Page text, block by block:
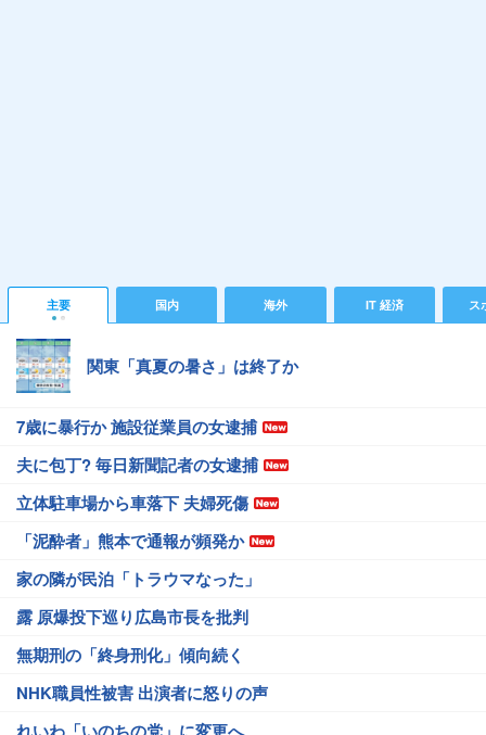
主要 国内 海外 IT 経済 ス
関東「真夏の暑さ」は終了か
7歳に暴行か 施設従業員の女逮捕
夫に包丁? 毎日新聞記者の女逮捕
立体駐車場から車落下 夫婦死傷
「泥酔者」熊本で通報が頻発か
家の隣が民泊「トラウマなった」
露 原爆投下巡り広島市長を批判
無期刑の「終身刑化」傾向続く
NHK職員性被害 出演者に怒りの声